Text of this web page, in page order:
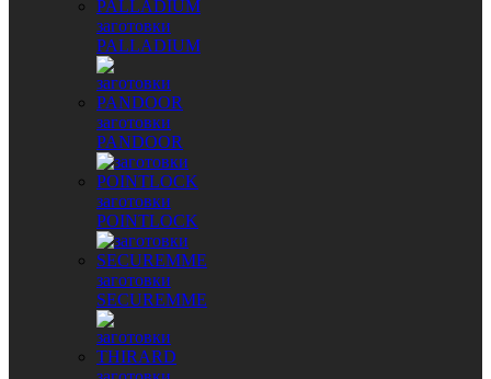
заготовки
PALLADIUM
заготовки
PANDOOR
заготовки
POINTLOCK
заготовки
SECUREMME